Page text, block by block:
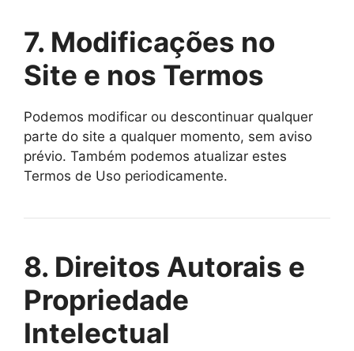
7. Modificações no
Site e nos Termos
Podemos modificar ou descontinuar qualquer
parte do site a qualquer momento, sem aviso
prévio. Também podemos atualizar estes
Termos de Uso periodicamente.
8. Direitos Autorais e
Propriedade
Intelectual